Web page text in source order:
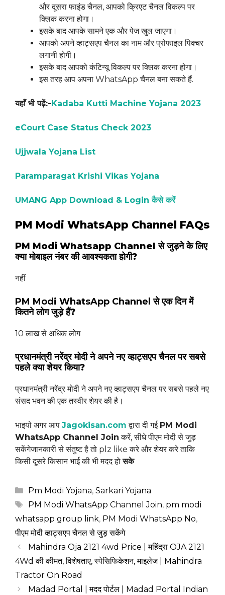
और दूसरा फाइंड चैनल, आपको क्रिएट चैनल विकल्प पर
क्लिक करना होगा।
इसके बाद आपके सामने एक और पेज खुल जाएगा।
आपको अपने व्हाट्सएप चैनल का नाम और प्रोफाइल पिक्चर
लगानी होगी।
इसके बाद आपको कंटिन्यू विकल्प पर क्लिक करना होगा।
इस तरह आप अपना WhatsApp चैनल बना सकते हैं.
यहाँ भी पढ़ें:- Kadaba Kutti Machine Yojana 2023
eCourt Case Status Check 2023
Ujjwala Yojana List
Paramparagat Krishi Vikas Yojana
UMANG App Download & Login कैसे करें
PM Modi WhatsApp Channel FAQs
PM Modi Whatsapp Channel से जुड़ने के लिए
क्या मोबाइल नंबर की आवश्यकता होगी?
नहीं
PM Modi WhatsApp Channel से एक दिन में
कितने लोग जुड़े हैं?
10 लाख से अधिक लोग
प्रधानमंत्री नरेंद्र मोदी ने अपने नए व्हाट्सएप चैनल पर सबसे
पहले क्या शेयर किया?
प्रधानमंत्री नरेंद्र मोदी ने अपने नए व्हाट्सएप चैनल पर सबसे पहले नए
संसद भवन की एक तस्वीर शेयर की है।
भाइयो अगर आप Jagokisan.com द्वारा दी गई PM Modi
WhatsApp Channel Join करें, सीधे पीएम मोदी से जुड़
सकेंगेजानकारी से संतुष्ट है तो plz like करे और शेयर करे ताकि
किसी दूसरे किसान भाई की भी मदद होसके
Categories
Pm Modi Yojana, Sarkari Yojana
Tags
PM Modi WhatsApp Channel Join, pm modi
whatsapp group link, PM Modi WhatsApp No,
पीएम मोदी व्हाट्सएप चैनल से जुड़ सकेंगे
Mahindra Oja 2121 4wd Price | महिंद्रा OJA 2121
4Wd की कीमत, विशेषताए, स्पेसिफिकेशन, माइलेज | Mahindra
Tractor On Road
Madad Portal | मदद पोर्टल | Madad Portal Indian